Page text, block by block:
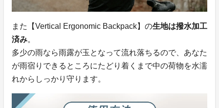
また【Vertical Ergonomic Backpack】の生地は撥水加工
済み。
多少の雨なら雨露が玉となって流れ落ちるので、あなた
が雨宿りできるところにたどり着くまで中の荷物を水濡
れからしっかり守ります。